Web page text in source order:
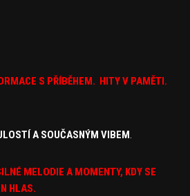
S PŘÍBĚHEM. HITY V PAMĚTI.
A SOUČASNÝM VIBEM.
MELODIE A MOMENTY, KDY SE
HLAS.